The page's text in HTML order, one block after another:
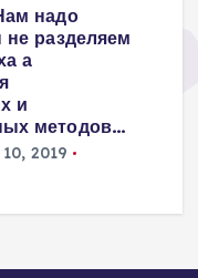
надо
разделяем
а
и
методов…
2019